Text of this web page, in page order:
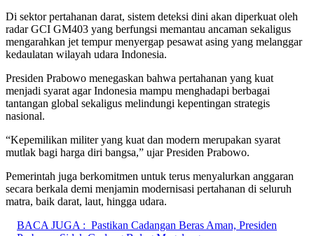
Di sektor pertahanan darat, sistem deteksi dini akan diperkuat oleh
radar GCI GM403 yang berfungsi memantau ancaman sekaligus
mengarahkan jet tempur menyergap pesawat asing yang melanggar
kedaulatan wilayah udara Indonesia.
Presiden Prabowo menegaskan bahwa pertahanan yang kuat
menjadi syarat agar Indonesia mampu menghadapi berbagai
tantangan global sekaligus melindungi kepentingan strategis
nasional.
“Kepemilikan militer yang kuat dan modern merupakan syarat
mutlak bagi harga diri bangsa,” ujar Presiden Prabowo.
​Pemerintah juga berkomitmen untuk terus menyalurkan anggaran
secara berkala demi menjamin modernisasi pertahanan di seluruh
matra, baik darat, laut, hingga udara.
BACA JUGA : Pastikan Cadangan Beras Aman, Presiden